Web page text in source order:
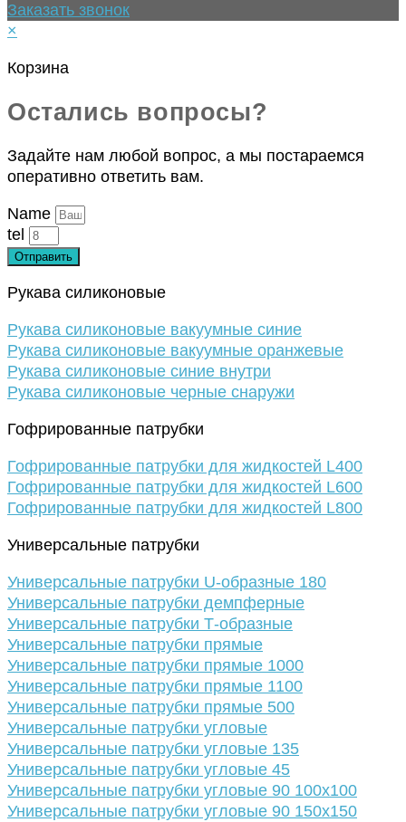
Заказать звонок
×
Корзина
Остались вопросы?
Задайте нам любой вопрос, а мы постараемся
оперативно ответить вам.
Name
tel
Отправить
Рукава силиконовые
Рукава силиконовые вакуумные синие
Рукава силиконовые вакуумные оранжевые
Рукава силиконовые синие внутри
Рукава силиконовые черные снаружи
Гофрированные патрубки
Гофрированные патрубки для жидкостей L400
Гофрированные патрубки для жидкостей L600
Гофрированные патрубки для жидкостей L800
Универсальные патрубки
Универсальные патрубки U-образные 180
Универсальные патрубки демпферные
Универсальные патрубки Т-образные
Универсальные патрубки прямые
Универсальные патрубки прямые 1000
Универсальные патрубки прямые 1100
Универсальные патрубки прямые 500
Универсальные патрубки угловые
Универсальные патрубки угловые 135
Универсальные патрубки угловые 45
Универсальные патрубки угловые 90 100х100
Универсальные патрубки угловые 90 150х150